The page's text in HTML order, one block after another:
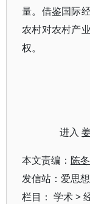
量。借鉴国际
农村对农村产
权。
进入
本文责编： 陈
发信站：爱思
栏目： 学术>